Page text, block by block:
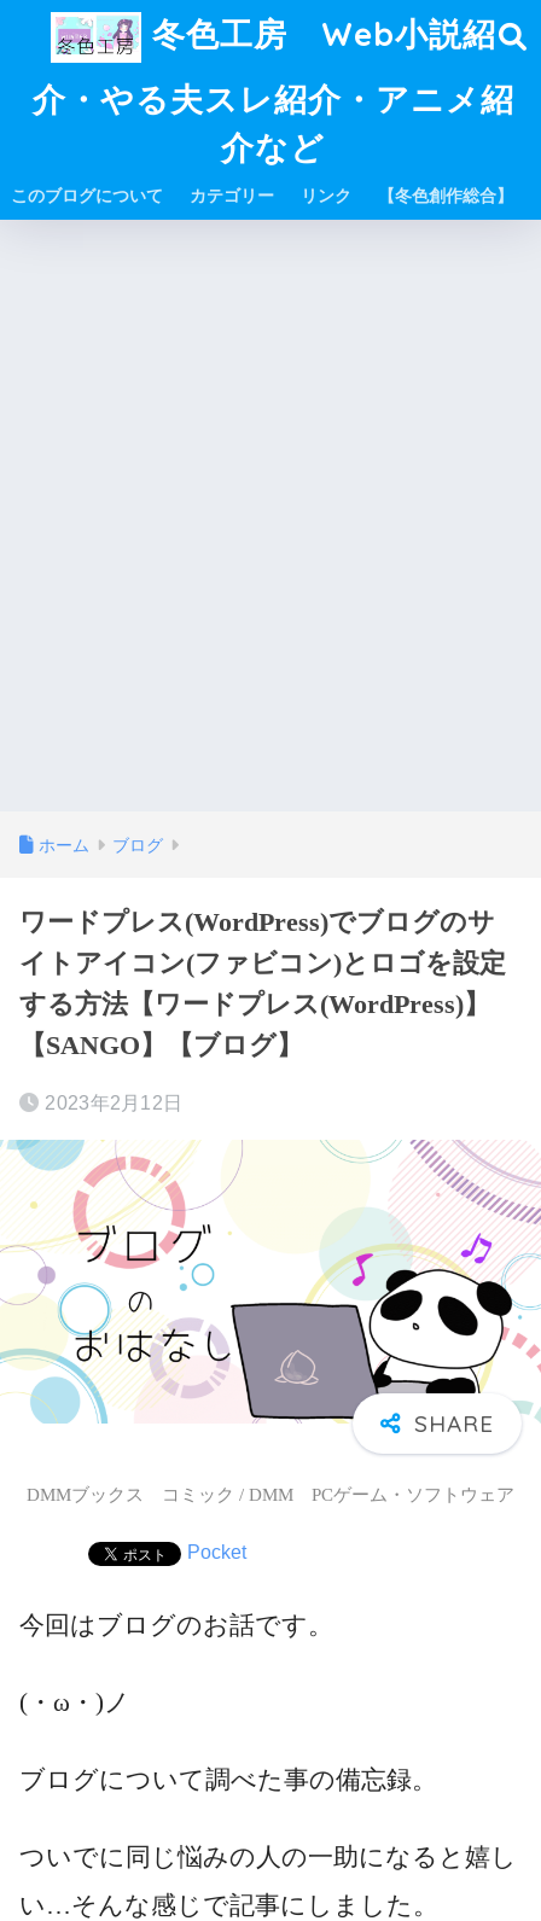
冬色工房 Web小説紹
介・やる夫スレ紹介・アニメ紹
介など
このブログについて カテゴリー リンク 【冬色創作総合】
ホーム ブログ
ワードプレス(WordPress)でブログのサ
イトアイコン(ファビコン)とロゴを設定
する方法【ワードプレス(WordPress)】
【SANGO】【ブログ】
2023年2月12日
DMMブックス コミック / DMM PCゲーム・ソフトウェア
Pocket
今回はブログのお話です。
(・ω・)ノ
ブログについて調べた事の備忘録。
ついでに同じ悩みの人の一助になると嬉し
い…そんな感じで記事にしました。